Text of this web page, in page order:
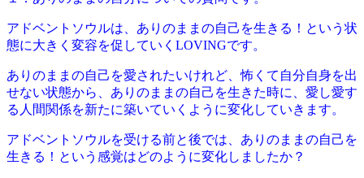
アドベントソウルは、ありのままの自己を生きる！という状
態に大きく変容を促していくLOVINGです。
ありのままの自己を愛されたいけれど、怖くて自分自身を出
せない状態から、ありのままの自己を生きた時に、愛し愛す
る人間関係を新たに築いていくように変化していきます。
アドベントソウルを受ける前と後では、ありのままの自己を
生きる！という感覚はどのように変化しましたか？